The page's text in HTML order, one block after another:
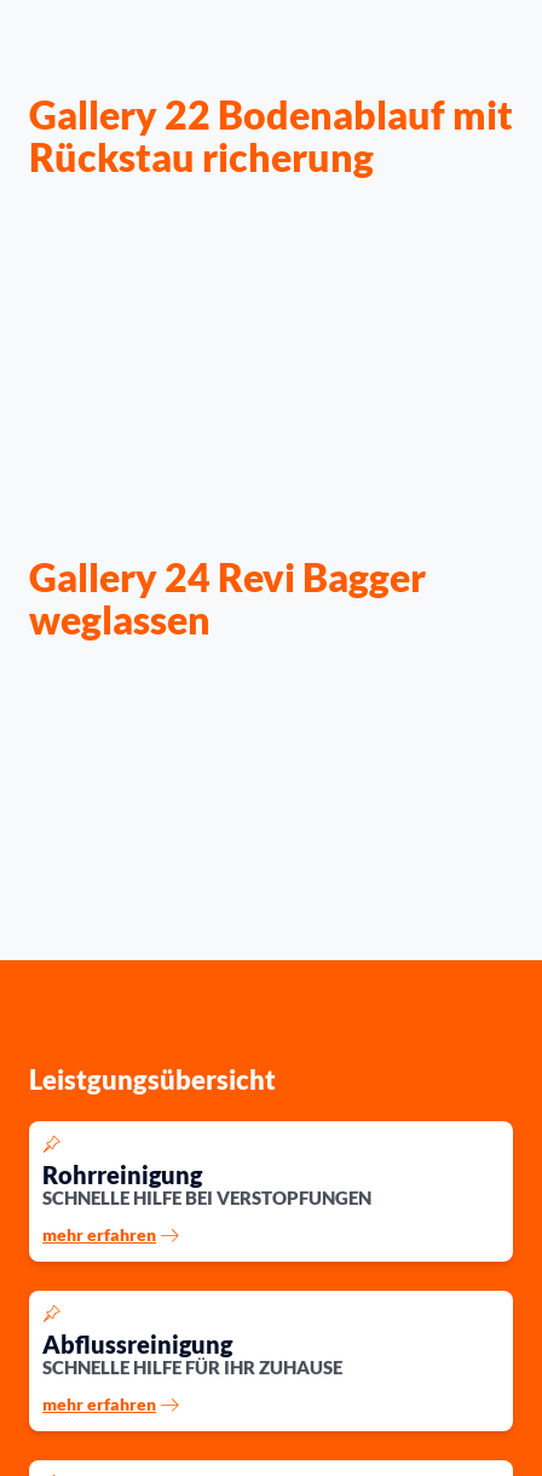
Gallery 22 Bodenablauf mit
Rückstau richerung
Gallery 24 Revi Bagger
weglassen
Leistgungsübersicht
Rohrreinigung
SCHNELLE HILFE BEI VERSTOPFUNGEN
mehr erfahren
Abflussreinigung
SCHNELLE HILFE FÜR IHR ZUHAUSE
mehr erfahren